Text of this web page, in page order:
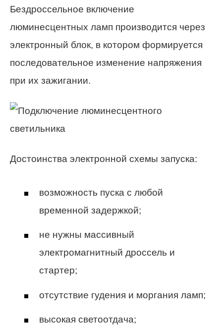
Бездроссельное включение
люминесцентных ламп производится через
электронный блок, в котором формируется
последовательное изменение напряжения
при их зажигании.
Достоинства электронной схемы запуска:
возможность пуска с любой
временной задержкой;
не нужны массивный
электромагнитный дроссель и
стартер;
отсутствие гудения и моргания ламп;
высокая светоотдача;